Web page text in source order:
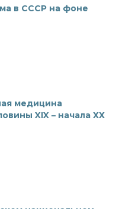
в СССР на фоне
медицина
XIX – начала ХХ